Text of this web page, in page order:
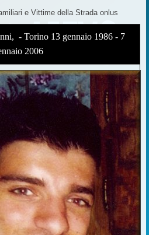
e Vittime della Strada onlus
- Torino 13 gennaio 1986 - 7
2006